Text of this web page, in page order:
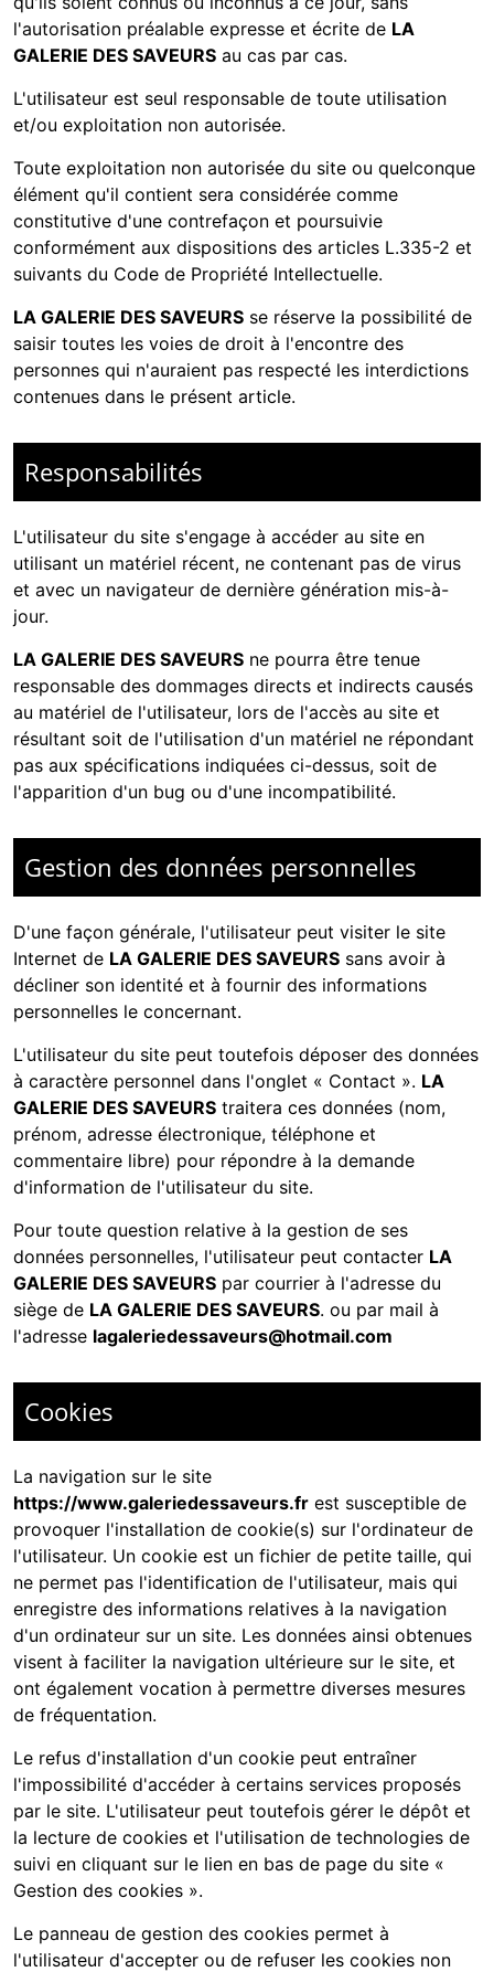
l'autorisation préalable expresse et écrite de LA
GALERIE DES SAVEURS au cas par cas.
L'utilisateur est seul responsable de toute utilisation
et/ou exploitation non autorisée.
Toute exploitation non autorisée du site ou quelconque
élément qu'il contient sera considérée comme
constitutive d'une contrefaçon et poursuivie
conformément aux dispositions des articles L.335-2 et
suivants du Code de Propriété Intellectuelle.
LA GALERIE DES SAVEURS se réserve la possibilité de
saisir toutes les voies de droit à l'encontre des
personnes qui n'auraient pas respecté les interdictions
contenues dans le présent article.
Responsabilités
L'utilisateur du site s'engage à accéder au site en
utilisant un matériel récent, ne contenant pas de virus
et avec un navigateur de dernière génération mis-à-
jour.
LA GALERIE DES SAVEURS ne pourra être tenue
responsable des dommages directs et indirects causés
au matériel de l'utilisateur, lors de l'accès au site et
résultant soit de l'utilisation d'un matériel ne répondant
pas aux spécifications indiquées ci-dessus, soit de
l'apparition d'un bug ou d'une incompatibilité.
Gestion des données personnelles
D'une façon générale, l'utilisateur peut visiter le site
Internet de LA GALERIE DES SAVEURS sans avoir à
décliner son identité et à fournir des informations
personnelles le concernant.
L'utilisateur du site peut toutefois déposer des données
à caractère personnel dans l'onglet « Contact ». LA
GALERIE DES SAVEURS traitera ces données (nom,
prénom, adresse électronique, téléphone et
commentaire libre) pour répondre à la demande
d'information de l'utilisateur du site.
Pour toute question relative à la gestion de ses
données personnelles, l'utilisateur peut contacter LA
GALERIE DES SAVEURS par courrier à l'adresse du
siège de LA GALERIE DES SAVEURS. ou par mail à
l'adresse lagaleriedessaveurs@hotmail.com
Cookies
La navigation sur le site
https://www.galeriedessaveurs.fr est susceptible de
provoquer l'installation de cookie(s) sur l'ordinateur de
l'utilisateur. Un cookie est un fichier de petite taille, qui
ne permet pas l'identification de l'utilisateur, mais qui
enregistre des informations relatives à la navigation
d'un ordinateur sur un site. Les données ainsi obtenues
visent à faciliter la navigation ultérieure sur le site, et
ont également vocation à permettre diverses mesures
de fréquentation.
Le refus d'installation d'un cookie peut entraîner
l'impossibilité d'accéder à certains services proposés
par le site. L'utilisateur peut toutefois gérer le dépôt et
la lecture de cookies et l'utilisation de technologies de
suivi en cliquant sur le lien en bas de page du site «
Gestion des cookies ».
Le panneau de gestion des cookies permet à
l'utilisateur d'accepter ou de refuser les cookies non